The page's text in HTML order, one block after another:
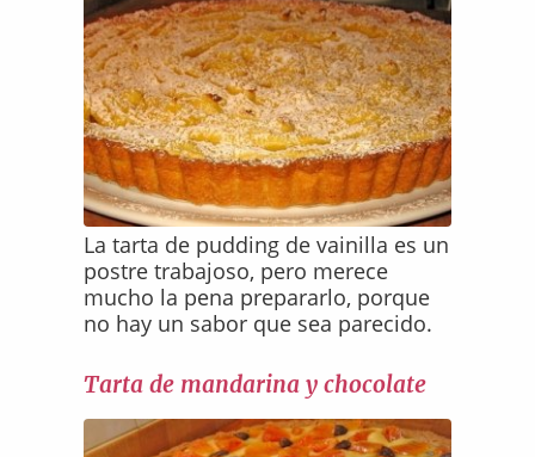
La tarta de pudding de vainilla es un
postre trabajoso, pero merece
mucho la pena prepararlo, porque
no hay un sabor que sea parecido.
Tarta de mandarina y chocolate